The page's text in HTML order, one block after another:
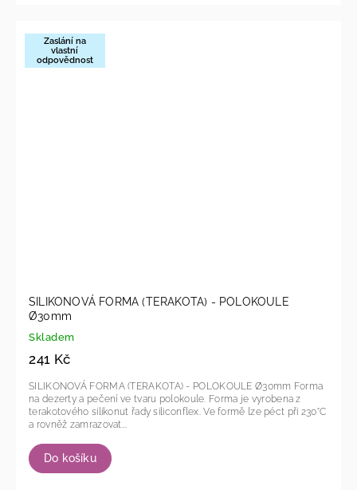
Zaslání na
vlastní
odpovědnost
SILIKONOVÁ FORMA (TERAKOTA) - POLOKOULE
Ø30mm
Skladem
241 Kč
Do košíku
SILIKONOVÁ FORMA (TERAKOTA) - POLOKOULE Ø30mm Forma
na dezerty a pečení ve tvaru polokoule. Forma je vyrobena z
terakotového silikonut řady siliconflex. Ve formě lze péct při 230°C
a rovněž zamrazovat...